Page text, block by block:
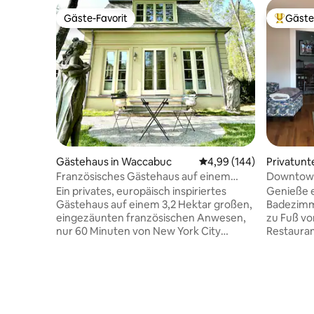
Gäste-Favorit
Gäste-Favorit
Gästehaus in Waccabuc Durchschnittliche
4,99 (144)
Französisches Gästehaus auf einem
Privatgrundstück am See
Ein privates, europäisch inspiriertes
Gästehaus auf einem 3,2 Hektar großen,
eingezäunten französischen Anwesen,
nur 60 Minuten von New York City
Kolonial
Genieße
zu Fuß